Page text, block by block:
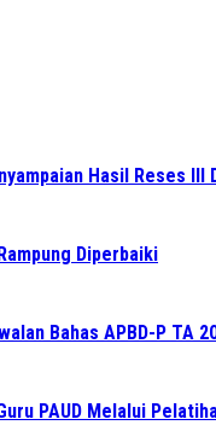
Hasil Reses III
Diperbaiki
Bahas APBD-P TA
PAUD Melalui